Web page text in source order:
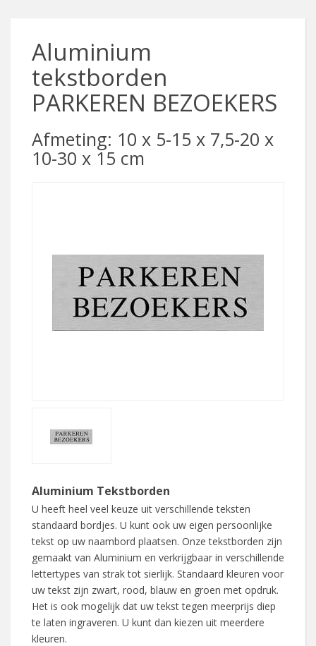
Aluminium
tekstborden
PARKEREN BEZOEKERS
Afmeting: 10 x 5-15 x 7,5-20 x
10-30 x 15 cm
Aluminium Tekstborden
U heeft heel veel keuze uit verschillende teksten
standaard bordjes. U kunt ook uw eigen persoonlijke
tekst op uw naambord plaatsen. Onze tekstborden zijn
gemaakt van Aluminium en verkrijgbaar in verschillende
lettertypes van strak tot sierlijk. Standaard kleuren voor
uw tekst zijn zwart, rood, blauw en groen met opdruk.
Het is ook mogelijk dat uw tekst tegen meerprijs diep
te laten ingraveren. U kunt dan kiezen uit meerdere
kleuren.